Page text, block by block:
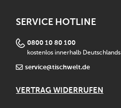
SERVICE HOTLINE
0800 10 80 100
kostenlos innerhalb Deutschlands
service@tischwelt.de
VERTRAG WIDERRUFEN